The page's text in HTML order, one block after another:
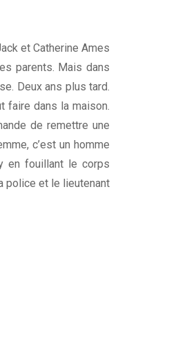
et Catherine Ames
parents. Mais dans
Deux ans plus tard.
faire dans la maison.
de remettre une
c’est un homme
en fouillant le corps
police et le lieutenant